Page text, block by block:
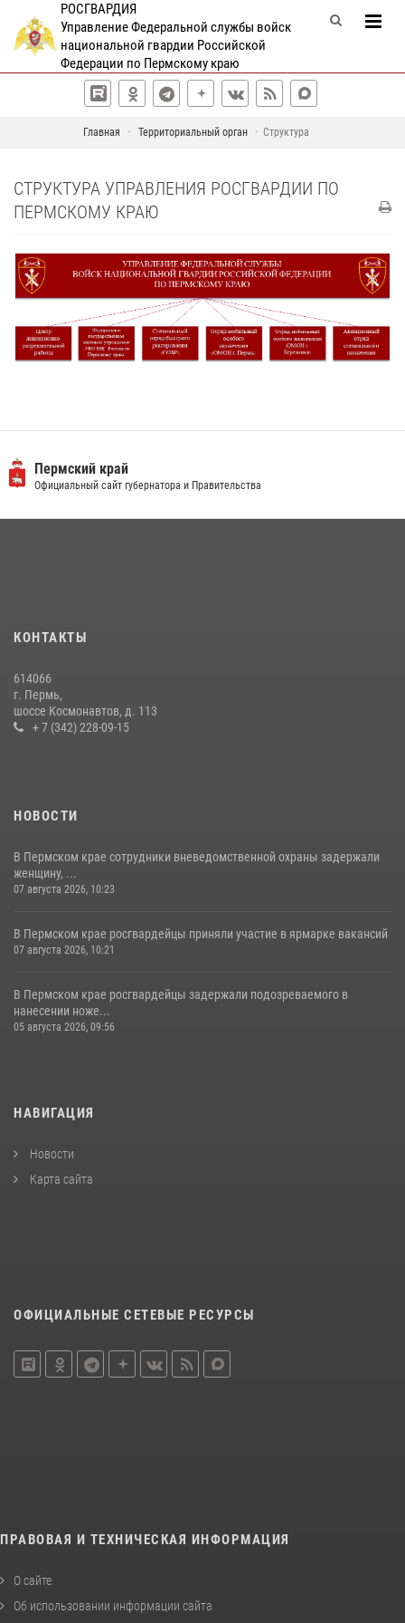
РОСГВАРДИЯ
Управление Федеральной службы войск
национальной гвардии Российской
Федерации по Пермскому краю
Главная Территориальный орган Структура
СТРУКТУРА УПРАВЛЕНИЯ РОСГВАРДИИ ПО
ПЕРМСКОМУ КРАЮ
Пермский край
Официальный сайт губернатора и Правительства
КОНТАКТЫ
614066
г. Пермь,
шоссе Космонавтов, д. 113
+ 7 (342) 228-09-15
НОВОСТИ
В Пермском крае сотрудники вневедомственной охраны задержали
женщину, ...
07 августа 2026, 10:23
В Пермском крае росгвардейцы приняли участие в ярмарке вакансий
07 августа 2026, 10:21
В Пермском крае росгвардейцы задержали подозреваемого в
нанесении ноже...
05 августа 2026, 09:56
НАВИГАЦИЯ
Новости
Карта сайта
ОФИЦИАЛЬНЫЕ СЕТЕВЫЕ РЕСУРСЫ
ПРАВОВАЯ И ТЕХНИЧЕСКАЯ ИНФОРМАЦИЯ
О сайте
Об использовании информации сайта